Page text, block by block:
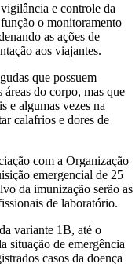
e controle da
o monitoramento
as ações de
aos viajantes.
que possuem
áreas do corpo, mas que
e algumas vezes na
calafrios e dores de
com a Organização
emergencial de 25
da imunização serão as
de laboratório.
variante 1B, até o
situação de emergência
casos da doença